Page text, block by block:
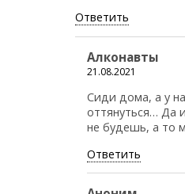
Ответить
Алконавты
21.08.2021
Сиди дома, а у
оттянуться… Да
не будешь, а то
Ответить